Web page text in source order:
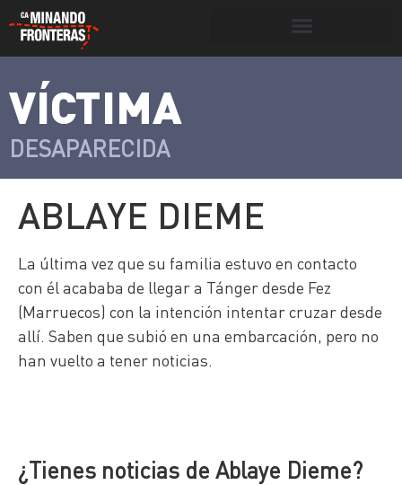
Víctimas y
victimarios
Portada » Víctimas
VÍCTIMA
DESAPARECIDA
ABLAYE DIEME
La última vez que su familia estuvo en contacto
con él acababa de llegar a Tánger desde Fez
(Marruecos) con la intención intentar cruzar desde
allí. Saben que subió en una embarcación, pero no
han vuelto a tener noticias.
¿Tienes noticias de Ablaye Dieme?